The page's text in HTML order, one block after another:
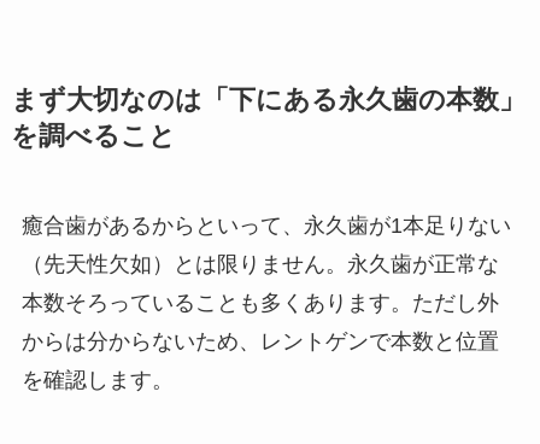
まず大切なのは「下にある永久歯の本数」
を調べること
癒合歯があるからといって、永久歯が1本足りない
（先天性欠如）とは限りません。永久歯が正常な
本数そろっていることも多くあります。ただし外
からは分からないため、レントゲンで本数と位置
を確認します。